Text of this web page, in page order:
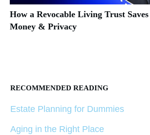
How a Revocable Living Trust
Money & Privacy
RECOMMENDED READING
Estate Planning for Dummies
Aging in the Right Place